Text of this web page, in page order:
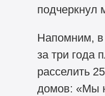
подчеркнул
Напомним, в
за три года
расселить
домов: «Мы